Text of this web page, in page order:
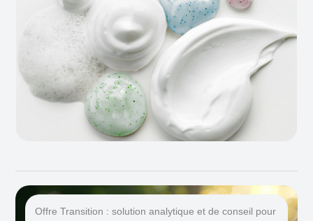
Offre Transition : solution analytique et de conseil pour